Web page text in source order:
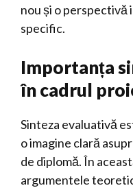
nou și o perspectivă
specific.
Importanța
în cadrul
Sinteza evaluativă
o imagine clară
de diplomă. În
argumentele